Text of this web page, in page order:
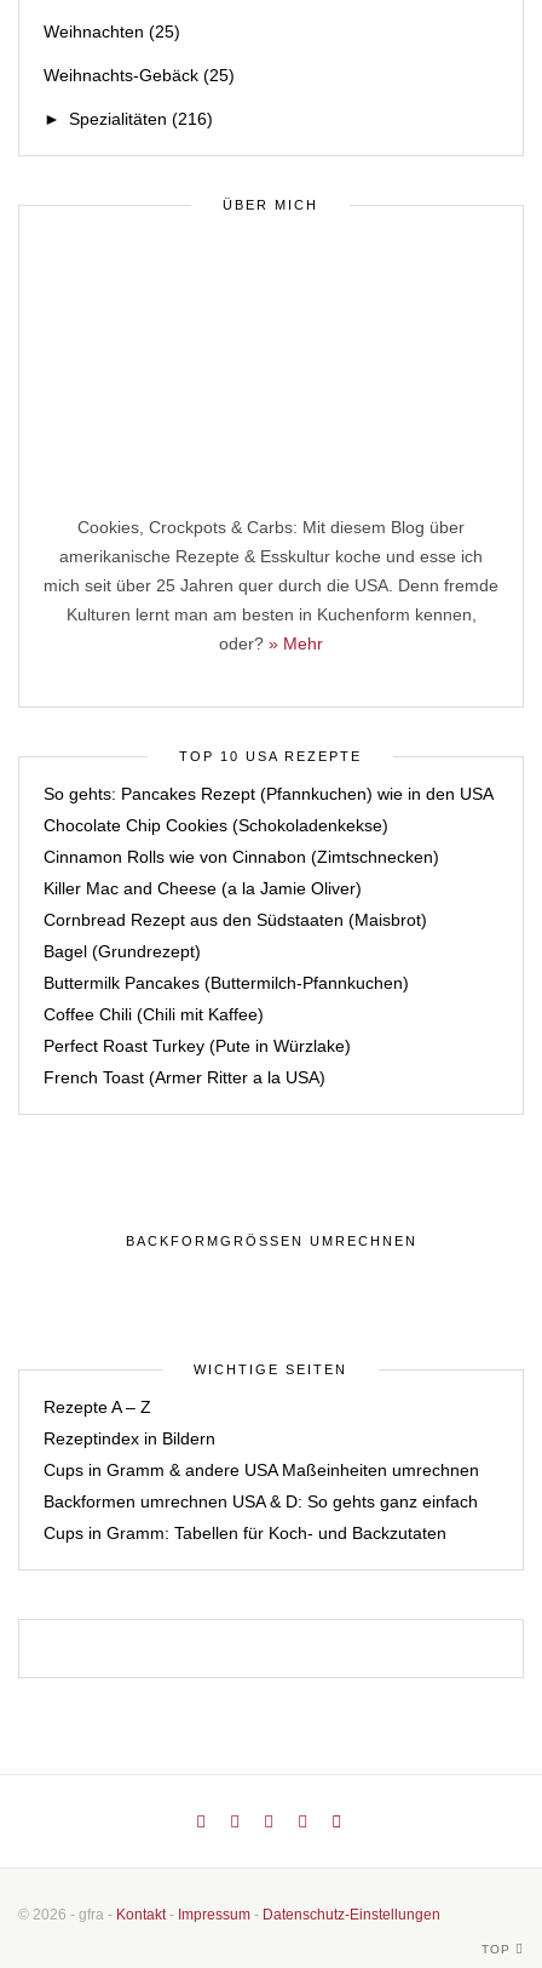
Weihnachten (25)
Weihnachts-Gebäck (25)
► Spezialitäten (216)
ÜBER MICH
Cookies, Crockpots & Carbs: Mit diesem Blog über
amerikanische Rezepte & Esskultur koche und esse ich
mich seit über 25 Jahren quer durch die USA. Denn fremde
Kulturen lernt man am besten in Kuchenform kennen,
oder? » Mehr
TOP 10 USA REZEPTE
So gehts: Pancakes Rezept (Pfannkuchen) wie in den USA
Chocolate Chip Cookies (Schokoladenkekse)
Cinnamon Rolls wie von Cinnabon (Zimtschnecken)
Killer Mac and Cheese (a la Jamie Oliver)
Cornbread Rezept aus den Südstaaten (Maisbrot)
Bagel (Grundrezept)
Buttermilk Pancakes (Buttermilch-Pfannkuchen)
Coffee Chili (Chili mit Kaffee)
Perfect Roast Turkey (Pute in Würzlake)
French Toast (Armer Ritter a la USA)
BACKFORMGRÖSSEN UMRECHNEN
WICHTIGE SEITEN
Rezepte A – Z
Rezeptindex in Bildern
Cups in Gramm & andere USA Maßeinheiten umrechnen
Backformen umrechnen USA & D: So gehts ganz einfach
Cups in Gramm: Tabellen für Koch- und Backzutaten
© 2026 - gfra - Kontakt- Impressum - Datenschutz-Einstellungen
TOP